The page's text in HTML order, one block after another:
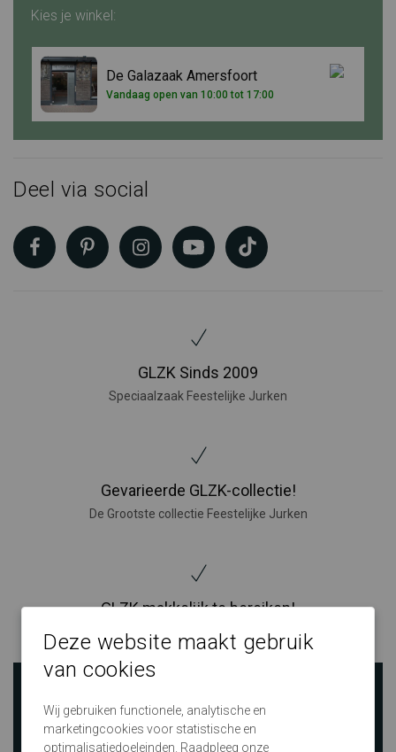
Kies je winkel:
De Galazaak Amersfoort
Vandaag open van 10:00 tot 17:00
Deel via social
GLZK Sinds 2009
Speciaalzaak Feestelijke Jurken
Gevarieerde GLZK-collectie!
De Grootste collectie Feestelijke Jurken
GLZK makkelijk te bereiken!
Grote winkels in Nijverdal, Amersfoort, Den Bosch en Eindhoven
Deze website maakt gebruik
van cookies
Wij gebruiken functionele, analytische en
marketingcookies voor statistische en
optimalisatiedoeleinden. Raadpleeg onze